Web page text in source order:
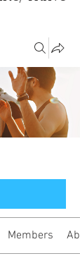
Members